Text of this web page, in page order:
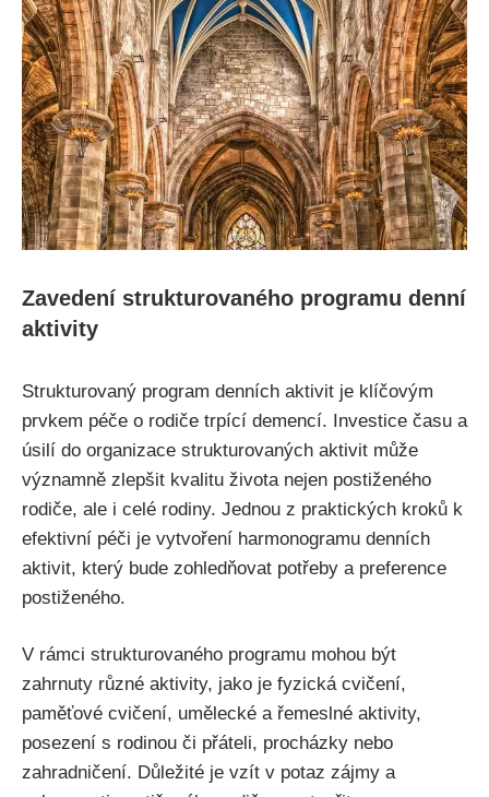
Zavedení strukturovaného programu denní
aktivity
Strukturovaný program denních aktivit je klíčovým
prvkem péče o rodiče trpící demencí. Investice času a
úsilí do organizace strukturovaných aktivit může
významně zlepšit kvalitu života nejen postiženého
rodiče, ale i celé rodiny. Jednou z praktických kroků k
efektivní péči je vytvoření harmonogramu denních
aktivit, který bude zohledňovat potřeby a preference
postiženého.
V rámci strukturovaného programu mohou být
zahrnuty různé aktivity, jako je fyzická cvičení,
paměťové cvičení, umělecké a řemeslné aktivity,
posezení s rodinou či přáteli, procházky nebo
zahradničení. Důležité je vzít v potaz zájmy a